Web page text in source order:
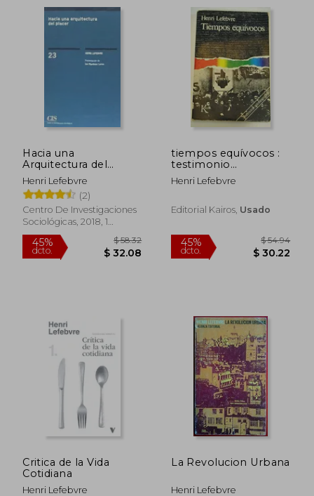
40%
dcto. dcto.
Hacia una
Arquitectura del
Placer
Henri Lefebvre
(2)
Centro De Investigaciones
Sociológicas, 2018, 1
Edición, Tapa Blanda,
Nuevo
tiempos equívocos :
testimonio
autobiográfico
Henri Lefebvre
Editorial Kairos, Usado
Critica de la Vida
Cotidiana
Henri Lefebvre
La Revolucion Urbana
Henri Lefebvre